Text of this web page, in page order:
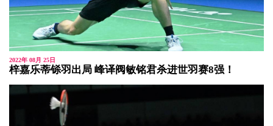
2022年 08月 25日
梓嘉乐蒂铩羽出局 峰译阀敏铭君杀进世羽赛8强！